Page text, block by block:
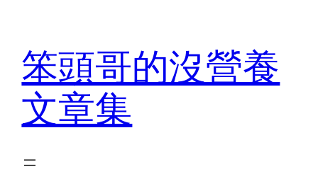
content
笨頭哥的沒營養
文章集